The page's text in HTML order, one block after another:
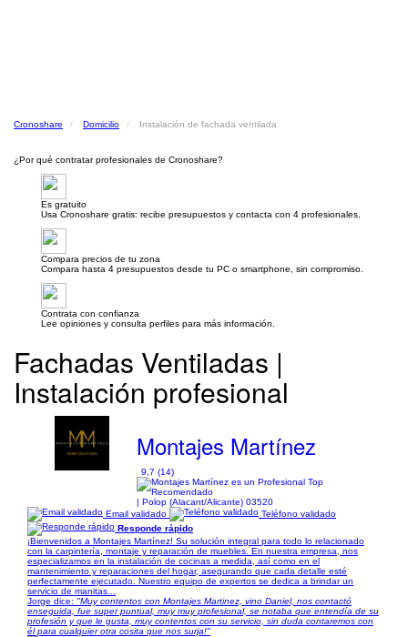
Cronoshare Domicilio Instalación de fachada ventilada
¿Por qué contratar profesionales de Cronoshare?
Es gratuito
Usa Cronoshare gratis: recibe presupuestos y contacta con 4 profesionales.
Compara precios de tu zona
Compara hasta 4 presupuestos desde tu PC o smartphone, sin compromiso.
Contrata con confianza
Lee opiniones y consulta perfiles para más información.
Fachadas Ventiladas |
Instalación profesional
Montajes Martínez
9,7 (14)
| Polop (Alacant/Alicante) 03520
Email validado
Teléfono validado
Responde rápido
¡Bienvenidos a Montajes Martínez! Su solución integral para todo lo relacionado
con la carpintería, montaje y reparación de muebles. En nuestra empresa, nos
especializamos en la instalación de cocinas a medida, así como en el
mantenimiento y reparaciones del hogar, asegurando que cada detalle esté
perfectamente ejecutado. Nuestro equipo de expertos se dedica a brindar un
servicio de manitas...
Jorge dice: "Muy contentos con Montajes Martinez, vino Daniel, nos contactó
enseguida, fue super puntual, muy muy profesional, se notaba que entendía de su
profesión y que le gusta, muy contentos con su servicio, sin duda contaremos con
él para cualquier otra cosita que nos surja!"